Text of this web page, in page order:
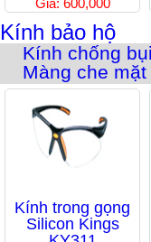
Giá: 600,000
Kính bảo hộ
Kính chống bụi
Màng che mặt
Kính trong gọng
Silicon Kings